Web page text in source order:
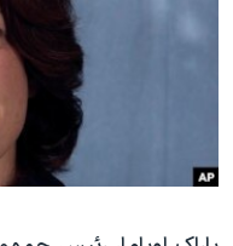
حقوق شهروندی
گالری عکس
انتخابات ریاست جمهوری آمریکا
حمله جمهوری اسلامی به
اعتراضات زن، زندگی،
زبانهای مختلف